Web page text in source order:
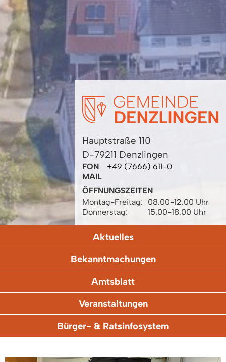
Hauptstraße 110
D-79211 Denzlingen
FON
+49 (7666) 611-0
MAIL
ÖFFNUNGSZEITEN
Montag-Freitag:
08.00-12.00 Uhr
Donnerstag:
15.00-18.00 Uhr
Aktuelles
Bekanntmachungen
Amtsblatt
Veranstaltungen
Bürger- & Ratsinfosystem